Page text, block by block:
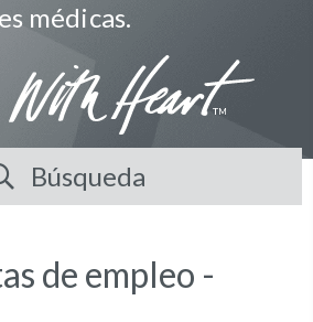
médicas.
Búsqueda
de empleo -